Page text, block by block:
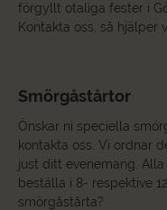
förgyllt otaliga fester i
Kontakta oss, så hjälper
Smörgåstårtor
Önskar ni speciella
kontakta oss. Vi ordnar
just ditt evenemang.
beställa i 8- respektive
smörgåstårta?